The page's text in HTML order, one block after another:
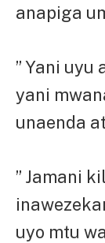
anapiga
” Yani uyu
yani
unaenda
” Jamani
uyo mtu